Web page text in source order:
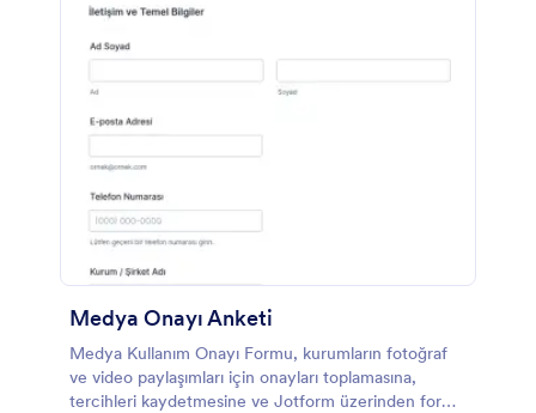
Medya Onayı Anketi
Medya Kullanım Onayı Formu, kurumların fotoğraf
ve video paylaşımları için onayları toplamasına,
tercihleri kaydetmesine ve Jotform üzerinden form